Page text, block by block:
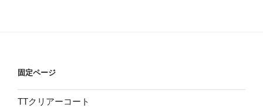
固定ページ
TTクリアーコート